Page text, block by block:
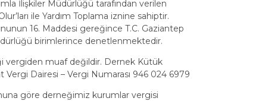
İlişkiler Müdürlüğü tarafından verilen
ile Yardım Toplama iznine sahiptir.
16. Maddesi gereğince T.C. Gaziantep
birimlerince denetlenmektedir.
vergiden muaf değildir. Dernek Kütük
Vergi Dairesi – Vergi Numarası 946 024 6979
göre derneğimiz kurumlar vergisi